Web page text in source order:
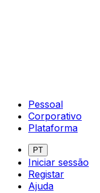
Pessoal
Corporativo
Plataforma
PT
Iniciar sessão
Registar
Ajuda